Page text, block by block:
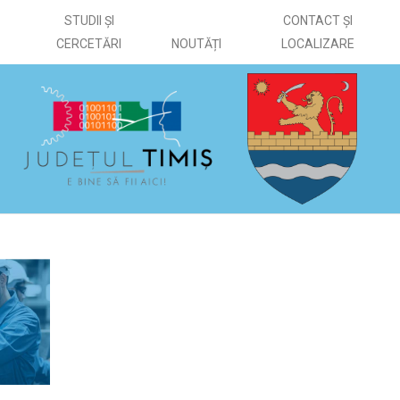
STUDII ȘI
CERCETĂRI
NOUTĂȚI
CONTACT ȘI
LOCALIZARE